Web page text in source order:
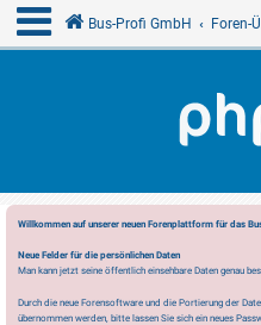
Bus-Profi GmbH Foren-
Willkommen auf unserer neuen Forenplattform für das
Neue Felder für die persönlichen Daten
Man kann jetzt seine öffentlich einsehbare Daten genau
Durch die neue Forensoftware und die Portierung der
übernommen werden, bitte lassen Sie sich ein neues